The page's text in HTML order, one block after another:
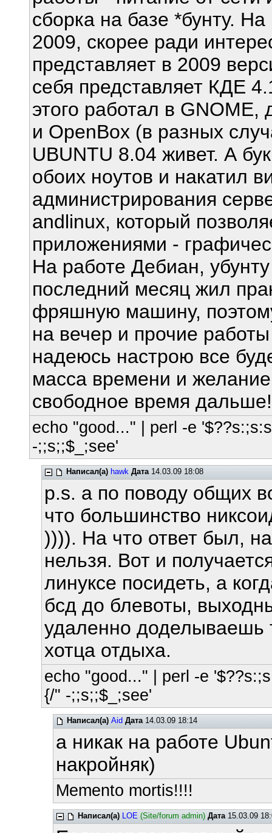
сборка на базе *бунту.
2009, скорее ради
представляет в 2009
себя представляет КДЕ
этого работал в
и OpenBox (в разных
UBUNTU 8.04 живет. А
обоих ноутов и накатил
администрирования
andlinux, который
приложениями -
На работе Дебиан,
последний месяц жил
фряшную машину,
на вечер и прочие
надеюсь настрою все
масса времени и
свободное время дальше!
echo "good..." | perl -e
-;;s;;$_;see'
Написал(а) hawk Дата14.03.09 18:08
p.s. а по поводу общих
что большинство
)))). На что ответ был,
нельзя. Вот и
линуксе посидеть, а
бсд до блевоты,
удаленно доделываешь
хотца отдыха.
echo "good..." | perl -e
{/" -;;s;;$_;see'
Написал(а) Aid Дата14.03.09 18:14
а никак на работе
накройняк)
Memento mortis!!!!
Написал(а) LOE (Site/forum admin) Дата15.03.09